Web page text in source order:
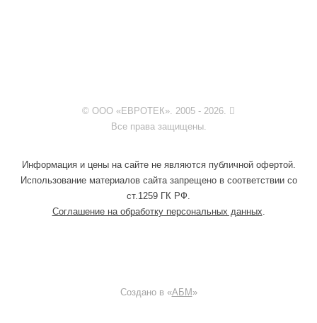
© ООО «ЕВРОТЕК». 2005 - 2026.
Все права защищены.
Информация и цены на сайте не являются публичной офертой.
Использование материалов сайта запрещено в соответствии со
ст.1259 ГК РФ.
Соглашение на обработку персональных данных
Создано в «АБМ »